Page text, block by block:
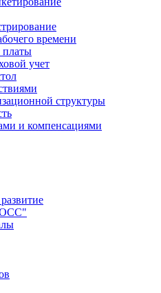
времени
платы
учет
структуры
и компенсациями